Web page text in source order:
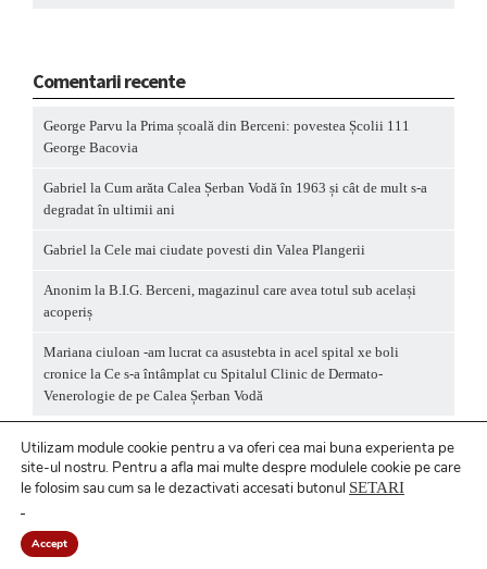
Comentarii recente
George Parvu la Prima școală din Berceni: povestea Școlii 111
George Bacovia
Gabriel la Cum arăta Calea Șerban Vodă în 1963 și cât de mult s-a
degradat în ultimii ani
Gabriel la Cele mai ciudate povesti din Valea Plangerii
Anonim la B.I.G. Berceni, magazinul care avea totul sub același
acoperiș
Mariana ciuloan -am lucrat ca asustebta in acel spital xe boli
cronice la Ce s-a întâmplat cu Spitalul Clinic de Dermato-
Venerologie de pe Calea Șerban Vodă
Utilizam module cookie pentru a va oferi cea mai buna experienta pe
site-ul nostru. Pentru a afla mai multe despre modulele cookie pe care
le folosim sau cum sa le dezactivati accesati butonul SETARI
Accept